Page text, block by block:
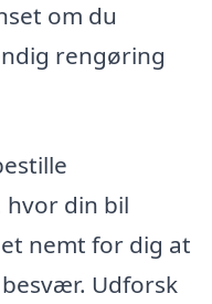
om du
rengøring
din bil
nemt for dig at
Udforsk